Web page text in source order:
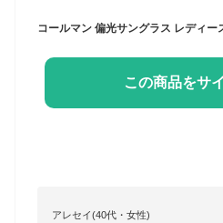
この商品をサ
アレセイ(40代・女性)